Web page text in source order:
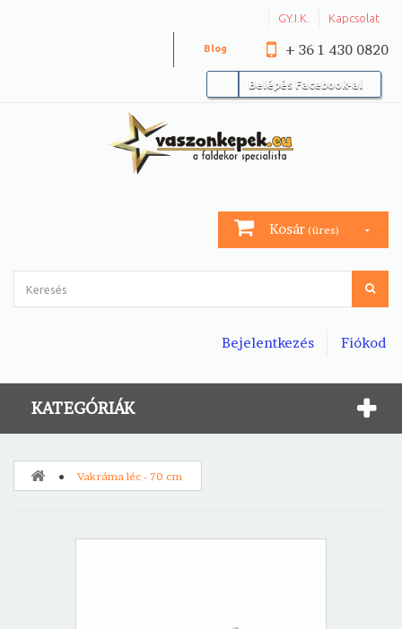
GY.I.K. Kapcsolat
+ 36 1 430 0820
Blog
Belépés Facebook-al
Kosár (üres)
Fiókod
Bejelentkezés
KATEGÓRIÁK
Vakráma léc - 70 cm